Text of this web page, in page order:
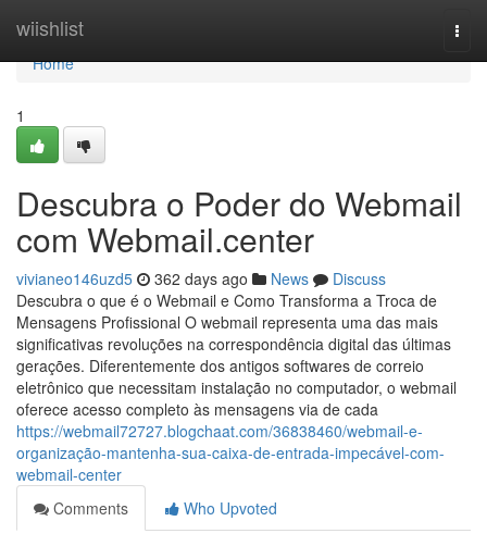
wiishlist
Home
Home
1
Descubra o Poder do Webmail
com Webmail.center
vivianeo146uzd5 362 days ago News
Discuss
Descubra o que é o Webmail e Como Transforma a Troca de
Mensagens Profissional O webmail representa uma das mais
significativas revoluções na correspondência digital das últimas
gerações. Diferentemente dos antigos softwares de correio
eletrônico que necessitam instalação no computador, o webmail
oferece acesso completo às mensagens via de cada
https://webmail72727.blogchaat.com/36838460/webmail-e-
organização-mantenha-sua-caixa-de-entrada-impecável-com-
webmail-center
Comments
Who Upvoted